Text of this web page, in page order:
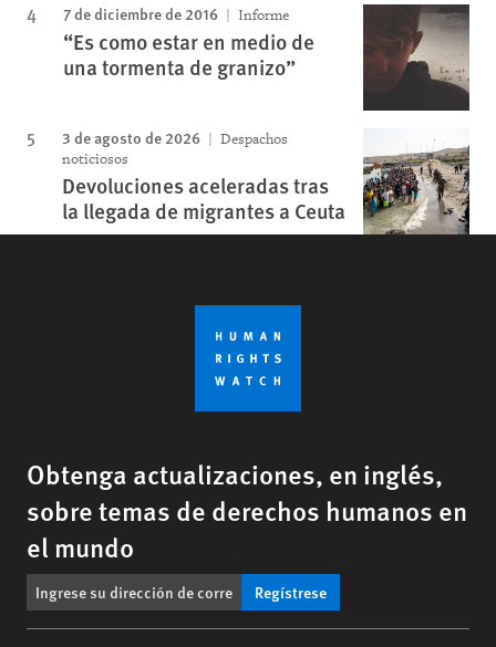
7 de diciembre de 2016 Informe
“Es como estar en medio de
una tormenta de granizo”
3 de agosto de 2026
Despachos
noticiosos
Devoluciones aceleradas tras
la llegada de migrantes a Ceuta
Obtenga actualizaciones, en inglés,
sobre temas de derechos humanos en
el mundo
Regístrese